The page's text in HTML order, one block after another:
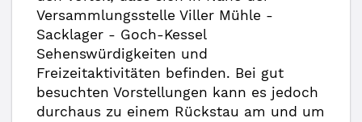
Versammlungsstelle Viller Mühle -
Sacklager - Goch-Kessel
Sehenswürdigkeiten und
Freizeitaktivitäten befinden. Bei gut
besuchten Vorstellungen kann es jedoch
durchaus zu einem Rückstau am und um